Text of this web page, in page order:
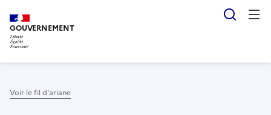
au
contenu
principal
GOUVERNEMENT
Voir le fil d'ariane